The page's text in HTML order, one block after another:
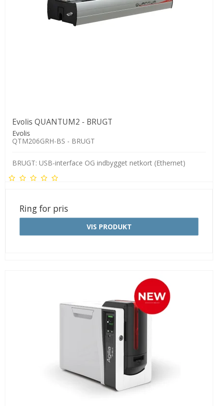
Evolis QUANTUM2 - BRUGT
Evolis
QTM206GRH-BS - BRUGT
BRUGT: USB-interface OG indbygget netkort (Ethernet)
Ring for pris
VIS PRODUKT